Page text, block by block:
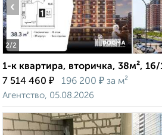
2/2
‹
1-к квартира, вторичка, 38м²,
7 514 460 ₽ 196 200 ₽ за м²
Агентство, 05.08.2026